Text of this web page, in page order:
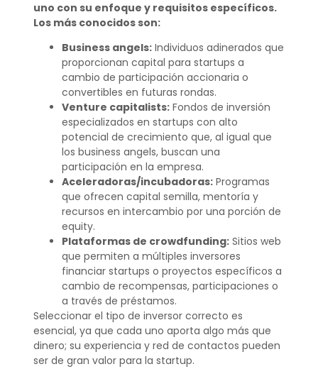
uno con su enfoque y requisitos específicos.
Los más conocidos son:
Business angels:Individuos adinerados que
proporcionan capital para startups a
cambio de participación accionaria o
convertibles en futuras rondas.
Venture capitalists:Fondos de inversión
especializados en startups con alto
potencial de crecimiento que, al igual que
los business angels, buscan una
participación en la empresa.
Aceleradoras/incubadoras:Programas
que ofrecen capital semilla, mentoría y
recursos en intercambio por una porción de
equity.
Plataformas de crowdfunding:Sitios web
que permiten a múltiples inversores
financiar startups o proyectos específicos a
cambio de recompensas, participaciones o
a través de préstamos.
Seleccionar el tipo de inversor correcto es
esencial, ya que cada uno aporta algo más que
dinero; su experiencia y red de contactos pueden
ser de gran valor para la startup.